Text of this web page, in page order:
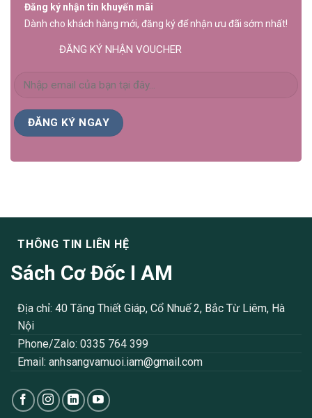
Đăng ký nhận tin khuyến mãi
Dành cho khách hàng mới, đăng ký để nhận ưu đãi sớm nhất!
ĐĂNG KÝ NHẬN VOUCHER
THÔNG TIN LIÊN HỆ
Sách Cơ Đốc I AM
Địa chỉ: 40 Tăng Thiết Giáp, Cổ Nhuế 2, Bắc Từ Liêm, Hà
Nội
Phone/Zalo: 0335 764 399
Email: anhsangvamuoi.iam@gmail.com